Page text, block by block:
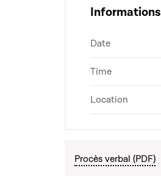
Informations
Date
Time
Location
Procès verbal (PDF)